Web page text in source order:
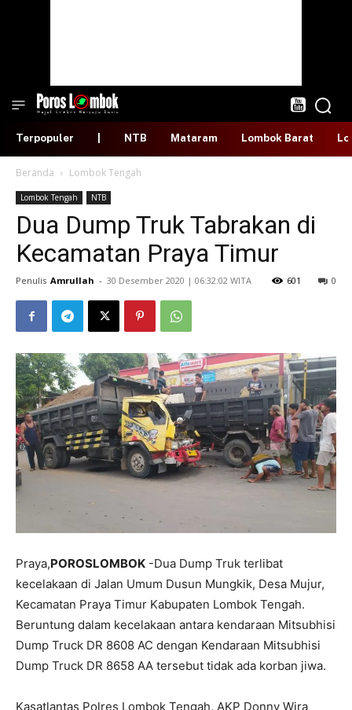
Terpopuler NTB Mataram Lombok Barat
Beranda Lombok Tengah
Lombok Tengah NTB
Dua Dump Truk Tabrakan di
Kecamatan Praya Timur
Penulis Amrullah - ​30 Desember 2020 | 06:32:02 WITA 0
601
Praya,POROSLOMBOK -Dua Dump Truk terlibat
kecelakaan di Jalan Umum Dusun Mungkik, Desa Mujur,
Kecamatan Praya Timur Kabupaten Lombok Tengah.
Beruntung dalam kecelakaan antara kendaraan Mitsubhisi
Dump Truck DR 8608 AC dengan Kendaraan Mitsubhisi
Dump Truck DR 8658 AA tersebut tidak ada korban jiwa.
Kasatlantas Polres Lombok Tengah, AKP Donny Wira